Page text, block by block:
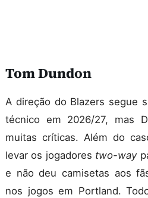
Tom Dundon
A direção do Blazers segue
técnico em 2026/27, mas
muitas críticas. Além do
levar os jogadores two-way
e não deu camisetas aos
nos jogos em Portland.